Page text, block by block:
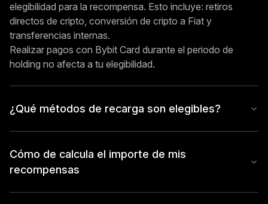
elegibilidad para la recompensa. Esto incluye: retiros
directos de cripto, conversión de cripto a Fiat y
transferencias internas.
Realizar pagos con Bybit Card durante el periodo de
holding no afecta a tu elegibilidad.
¿Qué métodos de recarga son elegibles?
Cómo de calcula el importe de mis
recompensas